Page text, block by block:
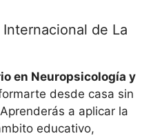
de La
en Neuropsicología y
desde casa sin
a aplicar la
educativo,